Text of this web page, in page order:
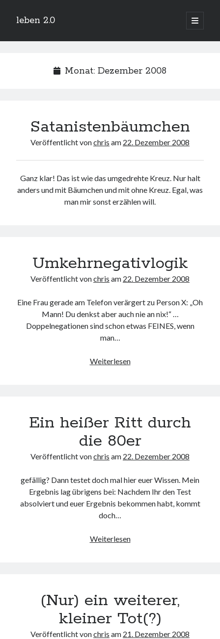
leben 2.0
öffnen
Sidebar
Arduino und BME 280
13. Januar 2019
Minecraft-Server
18. November 2018
icinga critical/config: Error: Stack overflow while evaluating expression:
Neueste Kommentare
Michaelzuthe wink of nintendo DS lite
JanzuVGN-P11Z auf SSD
VGN-P11Z Downgrade
MarlonzuVGN-P11Z auf SSD
Mikrocontroller
Nützliches
Seiten
Monat: Dezember 2008
Satanistenbäumchen
Veröffentlicht vonchris am 22. Dezember 2008
Ganz klar! Das ist wie das umgedrehte Kreuz. Nur halt
anders und mit Bäumchen und mit ohne Kreuz. Egal, was
man mir sonst erzählen will.
Umkehrnegativlogik
Veröffentlicht vonchris am 22. Dezember 2008
Eine Frau gerade am Telefon verärgert zu Person X: „Oh
Mann! Du denkst aber auch nie an nix!“ …
Doppelnegationen sind schon etwas FEINES, wenn
man…
WeiterlesenUmkehrnegativlogik
Ein heißer Ritt durch
die 80er
Veröffentlicht vonchris am 22. Dezember 2008
gefällig? Dann testet doch mal hier euer Wissen. Mein
Ergebnis lag übrigens bei: Nachdem Ihr den Test
absolviert und euer Ergebnis bekommen habt, kommt
doch…
WeiterlesenEin
80er
(Nur) ein weiterer,
kleiner Tot(?)
Veröffentlicht vonchris am 21. Dezember 2008